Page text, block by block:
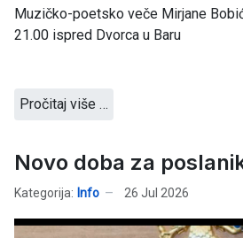
Muzičko-poetsko veče Mirjane
21.00 ispred Dvorca u Baru
Pročitaj više …
Novo doba za
Kategorija: Info 26 Jul 2026